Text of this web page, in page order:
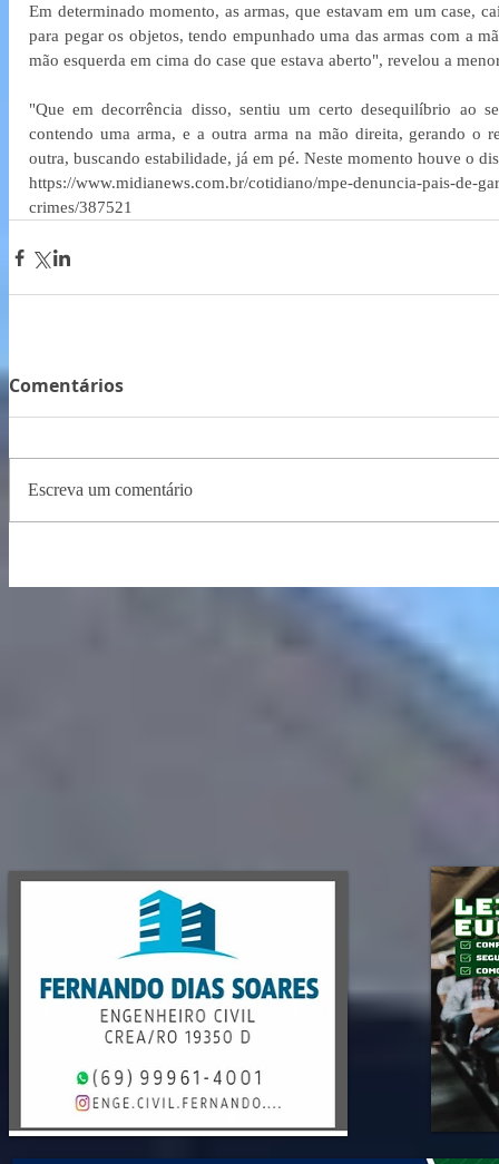
Em determinado momento, as armas, que estavam em um case,
para pegar os objetos, tendo empunhado uma das armas com a
mão esquerda em cima do case que estava aberto", revelou a
"Que em decorrência disso, sentiu um certo desequilíbrio ao
contendo uma arma, e a outra arma na mão direita, gerando o
outra, buscando estabilidade, já em pé. Neste momento houve o
https://www.midianews.com.br/cotidiano/mpe-denuncia-pais-de-
crimes/387521
Comentários
Escreva um comentário